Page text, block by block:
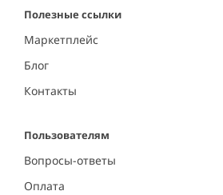
Полезные ссылки
Маркетплейс
Блог
Контакты
Пользователям
Вопросы-ответы
Оплата